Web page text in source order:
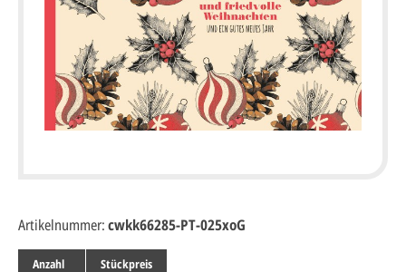
Anzahl
Stückpreis
Artikelnummer:cwkk66285-PT-025xoG